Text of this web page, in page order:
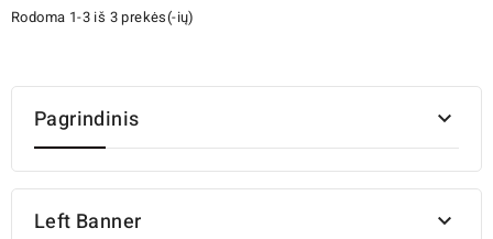
Rodoma 1-3 iš 3 prekės(-ių)
Pagrindinis 
Left Banner 